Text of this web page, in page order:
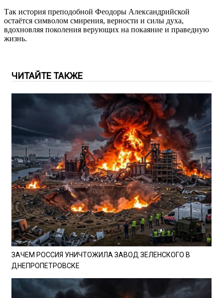
Так история преподобной Феодоры Александрийской
остаётся символом смирения, верности и силы духа,
вдохновляя поколения верующих на покаяние и праведную
жизнь.
ЧИТАЙТЕ ТАКЖЕ
ЗАЧЕМ РОССИЯ УНИЧТОЖИЛА ЗАВОД ЗЕЛЕНСКОГО В
ДНЕПРОПЕТРОВСКЕ